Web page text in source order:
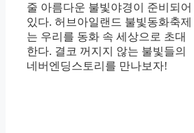
줄 아름다운 불빛야경이 준비되어
있다. 허브아일랜드 불빛동화축제
는 우리를 동화 속 세상으로 초대
한다. 결코 꺼지지 않는 불빛들의
네버엔딩스토리를 만나보자!